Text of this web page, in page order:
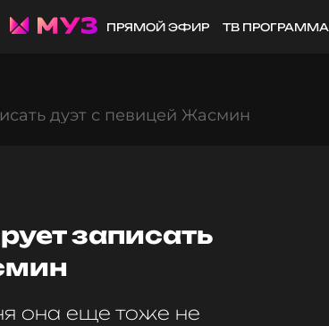
ПРЯМОЙ ЭФИР ТВ ПРОГРАММА
дуэт с певицей Жасмин
записать
она еще тоже не